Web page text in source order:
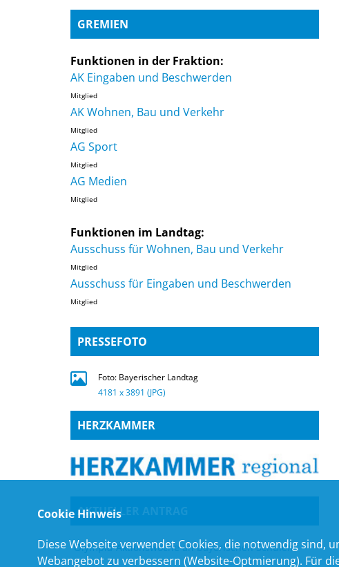
GREMIEN
Funktionen in der Fraktion:
AK Eingaben und Beschwerden
Mitglied
AK Wohnen, Bau und Verkehr
Mitglied
AG Sport
Mitglied
AG Medien
Mitglied
Funktionen im Landtag:
Ausschuss für Wohnen, Bau und Verkehr
Mitglied
Ausschuss für Eingaben und Beschwerden
Mitglied
PRESSEFOTO
Foto: Bayerischer Landtag
4181 x 3891 (JPG)
HERZKAMMER
AKTUELLER ANTRAG
Olympia-Aktionswoche an bayerischen Schulen
Cookie Hinweis
Diese Webseite verwendet Cookies, die notwendig
Webangebot zu verbessern (Website-Optmierung). Für